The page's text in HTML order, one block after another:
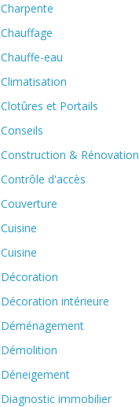
Charpente
Chauffage
Chauffe-eau
Climatisation
Clotûres et Portails
Conseils
Construction & Rénovation
Contrôle d'accès
Couverture
Cuisine
Cuisine
Décoration
Décoration intérieure
Déménagement
Démolition
Déneigement
Diagnostic immobilier